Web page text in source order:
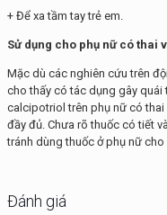
+ Để xa tầm tay trẻ em.
Sử dụng cho phụ nữ có thai
Mặc dù các nghiên cứu trên
cho thấy có tác dụng gây quái
calcipotriol trên phụ nữ có
đầy đủ. Chưa rõ thuốc có tiết
tránh dùng thuốc ở phụ nữ
Đánh giá